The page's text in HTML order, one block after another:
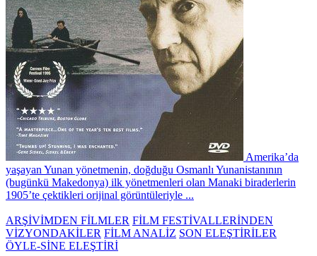
Amerika’da
yaşayan Yunan yönetmenin, doğduğu Osmanlı Yunanistanının
(bugünkü Makedonya) ilk yönetmenleri olan Manaki biraderlerin
1905’te çektikleri orijinal görüntüleriyle ...
ARŞİVİMDEN FİLMLER FİLM FESTİVALLERİNDEN
VİZYONDAKİLER FİLM ANALİZ SON ELEŞTİRİLER
ÖYLE-SİNE ELEŞTİRİ